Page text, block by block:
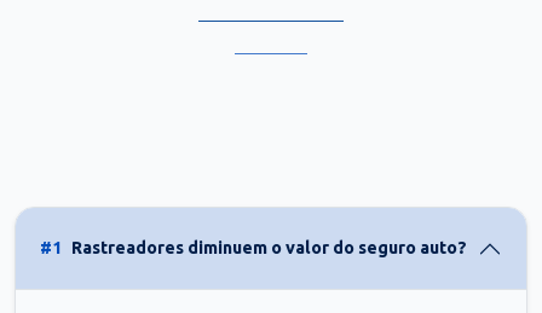
#1 Rastreadores diminuem o valor do seguro auto?